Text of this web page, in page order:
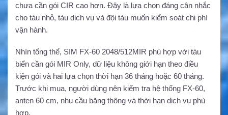
chưa cần gói CIR cao hơn. Đây là lựa chọn đáng cân nhắc
cho tàu nhỏ, tàu dịch vụ và đội tàu muốn kiểm soát chi phí
vận hành.
Nhìn tổng thể, SIM FX-60 2048/512MIR phù hợp với tàu
biển cần gói MIR Only, dữ liệu không giới hạn theo điều
kiện gói và hai lựa chọn thời hạn 36 tháng hoặc 60 tháng.
Trước khi mua, người dùng nên kiểm tra hệ thống FX-60,
anten 60 cm, nhu cầu băng thông và thời hạn dịch vụ phù
hợp.